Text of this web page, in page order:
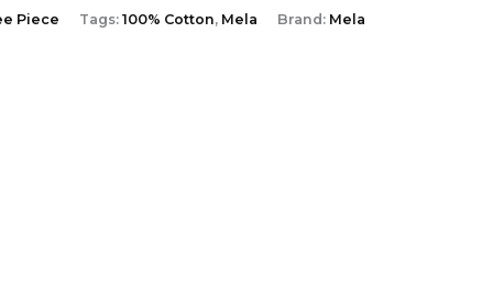
Piece Tags: 100% Cotton, Mela Brand: Mela